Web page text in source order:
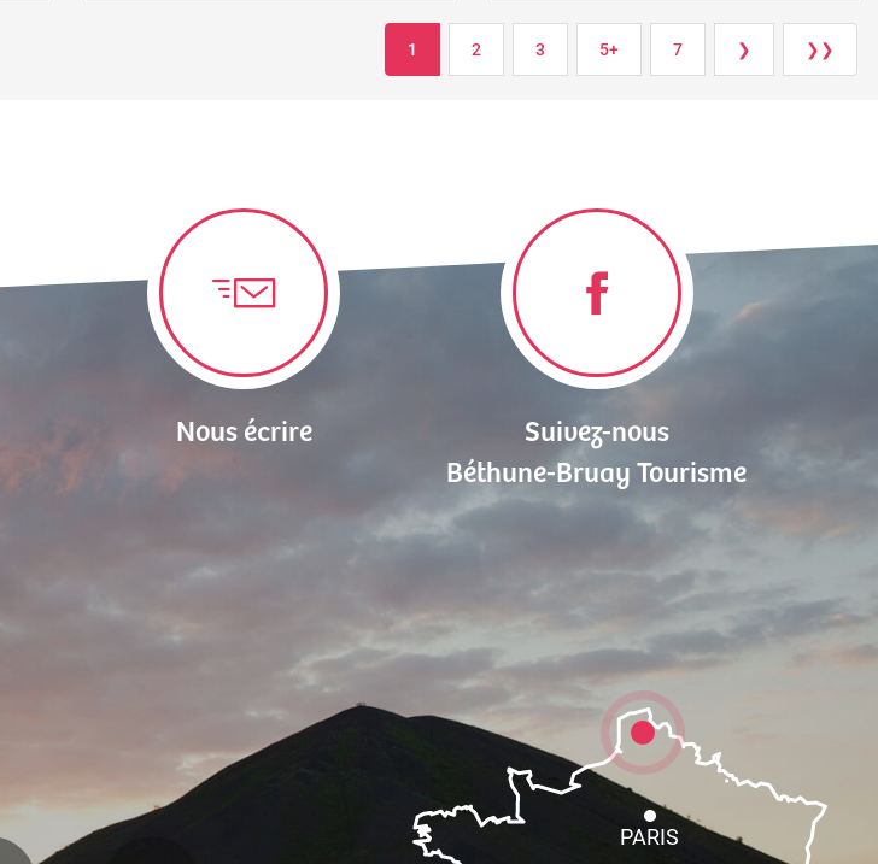
1 2 3 5+ 7 ❯ ❯❯
Nous écrire
Suivez-nous
Béthune-Bruay Tourisme
PARIS